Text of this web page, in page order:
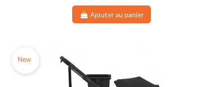
Ajouter au panier
New